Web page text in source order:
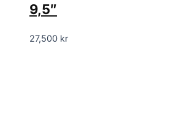
9,5″
27,500 kr